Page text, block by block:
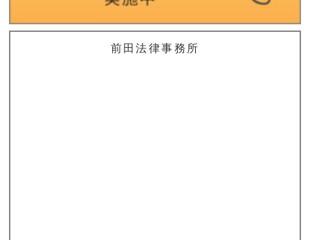
前田法律事務所